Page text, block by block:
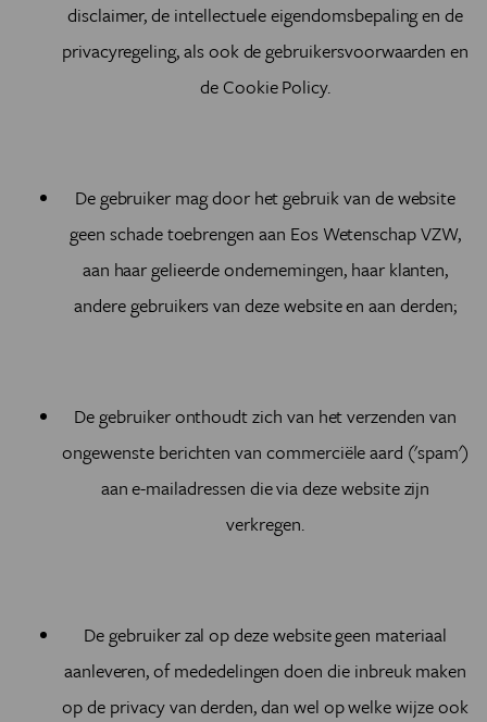
disclaimer, de intellectuele eigendomsbepaling en de
privacyregeling, als ook de gebruikersvoorwaarden en
de Cookie Policy.
De gebruiker mag door het gebruik van de website
geen schade toebrengen aan Eos Wetenschap VZW,
aan haar gelieerde ondernemingen, haar klanten,
andere gebruikers van deze website en aan derden;
De gebruiker onthoudt zich van het verzenden van
ongewenste berichten van commerciële aard ('spam')
aan e-mailadressen die via deze website zijn
verkregen.
De gebruiker zal op deze website geen materiaal
aanleveren, of mededelingen doen die inbreuk maken
op de privacy van derden, dan wel op welke wijze ook